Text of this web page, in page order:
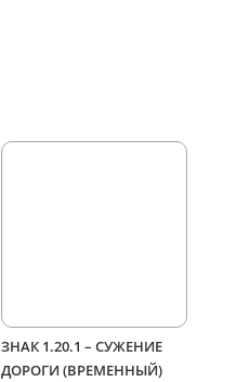
ЗНАК 1.20.1 – СУЖЕНИЕ
ДОРОГИ (ВРЕМЕННЫЙ)